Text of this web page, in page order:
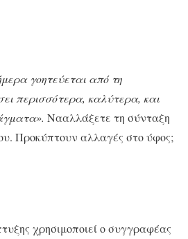
γοητεύεται από τη
περισσότερα, καλύτερα, και
Νααλλάξετε τη σύνταξη
Προκύπτουν αλλαγές στο ύφος;
χρησιμοποιεί ο συγγραφέας